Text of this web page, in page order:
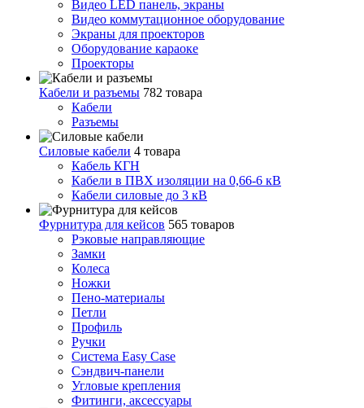
Видео LED панель, экраны
Видео коммутационное оборудование
Экраны для проекторов
Оборудование караоке
Проекторы
Кабели и разъемы 782 товара
Кабели
Разъемы
Силовые кабели 4 товара
Кабель КГН
Кабели в ПВХ изоляции на 0,66-6 кВ
Кабели силовые до 3 кВ
Фурнитура для кейсов 565 товаров
Рэковые направляющие
Замки
Колеса
Ножки
Пено-материалы
Петли
Профиль
Ручки
Система Easy Case
Сэндвич-панели
Угловые крепления
Фитинги, аксессуары